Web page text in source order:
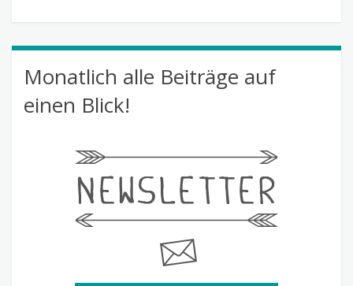
Monatlich alle Beiträge auf
einen Blick!